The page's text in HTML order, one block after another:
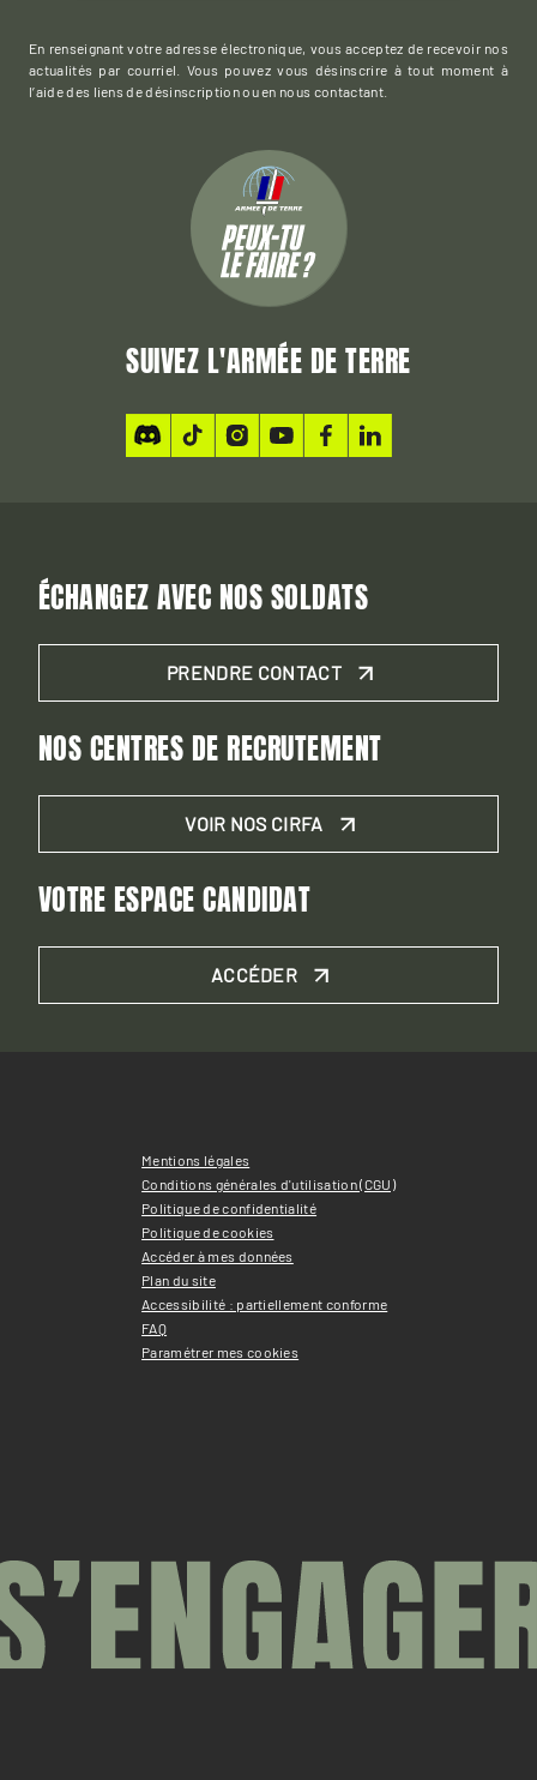
En renseignant votre adresse électronique, vous acceptez de recevoir nos
actualités par courriel. Vous pouvez vous désinscrire à tout moment à
l’aide des liens de désinscription ou en nous contactant.
SUIVEZ L'ARMÉE DE TERRE
ÉCHANGEZ AVEC NOS SOLDATS
PRENDRE CONTACT
NOS CENTRES DE RECRUTEMENT
VOIR NOS CIRFA
VOTRE ESPACE CANDIDAT
ACCÉDER
Mentions légales
Conditions générales d'utilisation (CGU)
Politique de confidentialité
Politique de cookies
Accéder à mes données
Plan du site
Accessibilité : partiellement conforme
FAQ
Paramétrer mes cookies